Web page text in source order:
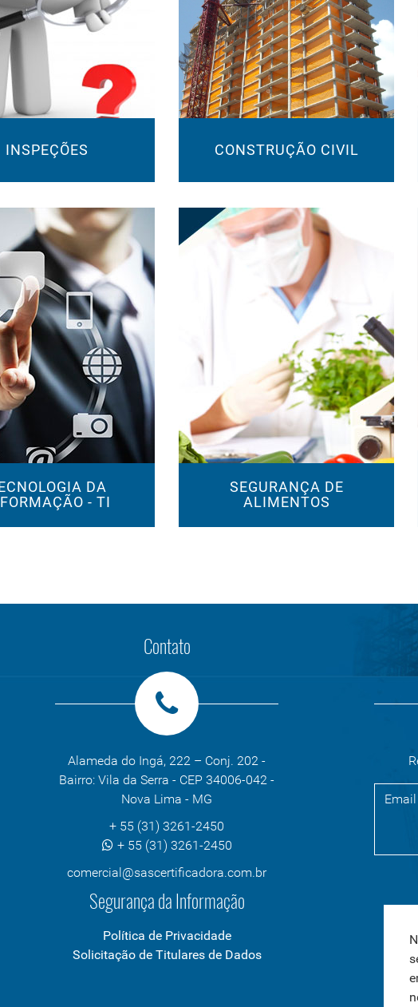
INSPEÇÕES CONSTRUÇÃO CIVIL
DA
- TI
SEGURANÇA DE
ALIMENTOS
Contato
Alameda do Ingá, 222 – Conj. 202 -
Bairro: Vila da Serra - CEP 34006-042 -
Nova Lima - MG
+ 55 (31) 3261-2450
+ 55 (31) 3261-2450
comercial@sascertificadora.com.br
Segurança da Informação
Política de Privacidade
Solicitação de Titulares de Dados